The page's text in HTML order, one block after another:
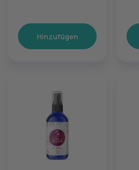
Hinzufügen